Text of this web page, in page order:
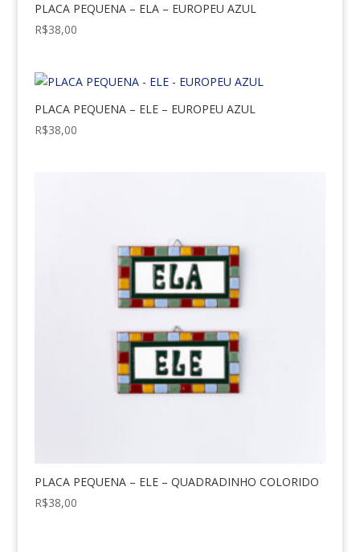
PLACA PEQUENA – ELA – EUROPEU AZUL
R$38,00
PLACA PEQUENA – ELE – EUROPEU AZUL
R$38,00
PLACA PEQUENA – ELE – QUADRADINHO COLORIDO
R$38,00